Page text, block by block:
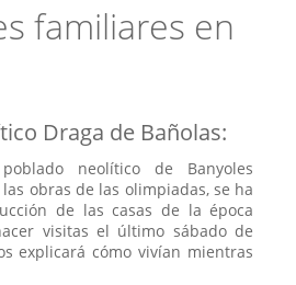
familiares en
Draga de Bañolas:
neolítico de Banyoles
obras de las olimpiadas, se ha
de las casas de la época
visitas el último sábado de
explicará cómo vivían mientras